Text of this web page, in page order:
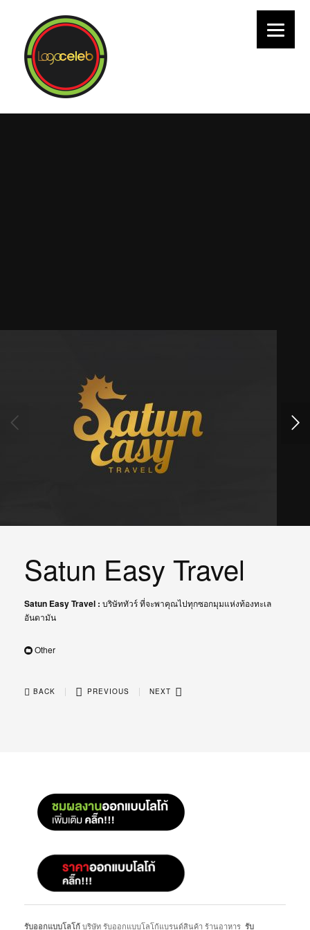
Satun Easy Travel
Satun Easy Travel : บริษัททัวร์ ที่จะพาคุณไปทุกซอกมุมแห่งท้องทะเล
อันดามัน
Other
BACK | PREVIOUS | NEXT
รับออกแบบโลโก้ บริษัท รับออกแบบโลโก้แบรนด์สินค้า ร้านอาหาร รับ